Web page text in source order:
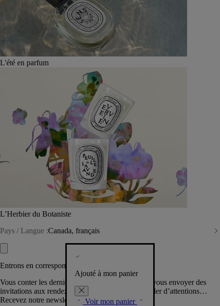
L'été en parfum
L’Herbier du Botaniste
Pays / Langue :Canada, français
Ajouté à mon panier
Voir mon panier
Entrons en correspondance​
Vous conter les dernières créations de la Maison, vous envoyer des
invitations aux rendez-vous Diptyque, vous combler d’attentions…
Recevez notre newsletter.